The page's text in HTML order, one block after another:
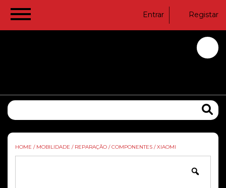
Entrar Registar
HOME / MOBILIDADE / REPARAÇÃO / COMPONENTES / XIAOMI